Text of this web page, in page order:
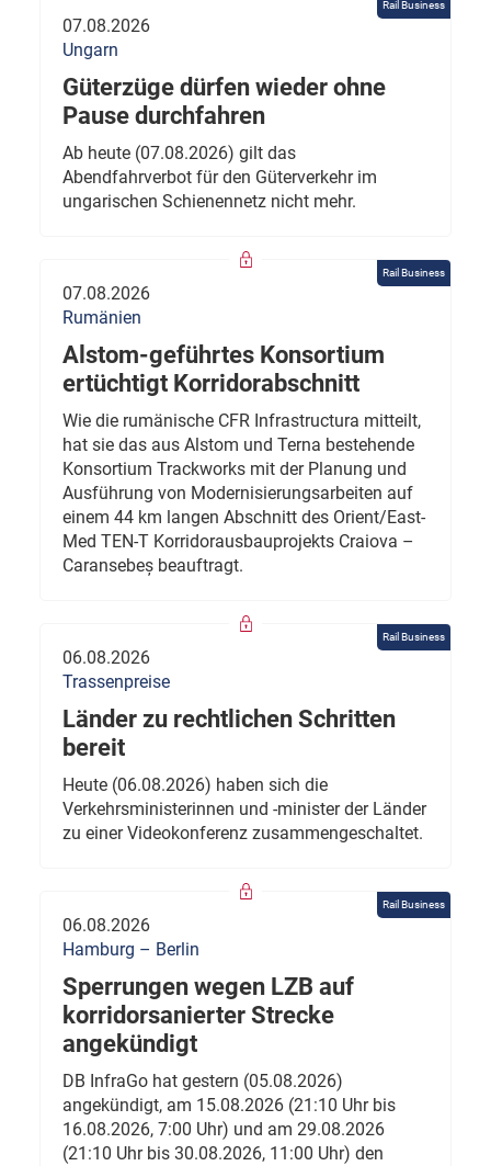
Rail Business
07.08.2026
Ungarn
Güterzüge dürfen wieder ohne
Pause durchfahren
Ab heute (07.08.2026) gilt das
Abendfahrverbot für den Güterverkehr im
ungarischen Schienennetz nicht mehr.
Rail Business
07.08.2026
Rumänien
Alstom-geführtes Konsortium
ertüchtigt Korridorabschnitt
Wie die rumänische CFR Infrastructura mitteilt,
hat sie das aus Alstom und Terna bestehende
Konsortium Trackworks mit der Planung und
Ausführung von Modernisierungsarbeiten auf
einem 44 km langen Abschnitt des Orient/East-
Med TEN-T Korridorausbauprojekts Craiova –
Caransebeș beauftragt.
Rail Business
06.08.2026
Trassenpreise
Länder zu rechtlichen Schritten
bereit
Heute (06.08.2026) haben sich die
Verkehrsministerinnen und -minister der Länder
zu einer Videokonferenz zusammengeschaltet.
Rail Business
06.08.2026
Hamburg – Berlin
Sperrungen wegen LZB auf
korridorsanierter Strecke
angekündigt
DB InfraGo hat gestern (05.08.2026)
angekündigt, am 15.08.2026 (21:10 Uhr bis
16.08.2026, 7:00 Uhr) und am 29.08.2026
(21:10 Uhr bis 30.08.2026, 11:00 Uhr) den